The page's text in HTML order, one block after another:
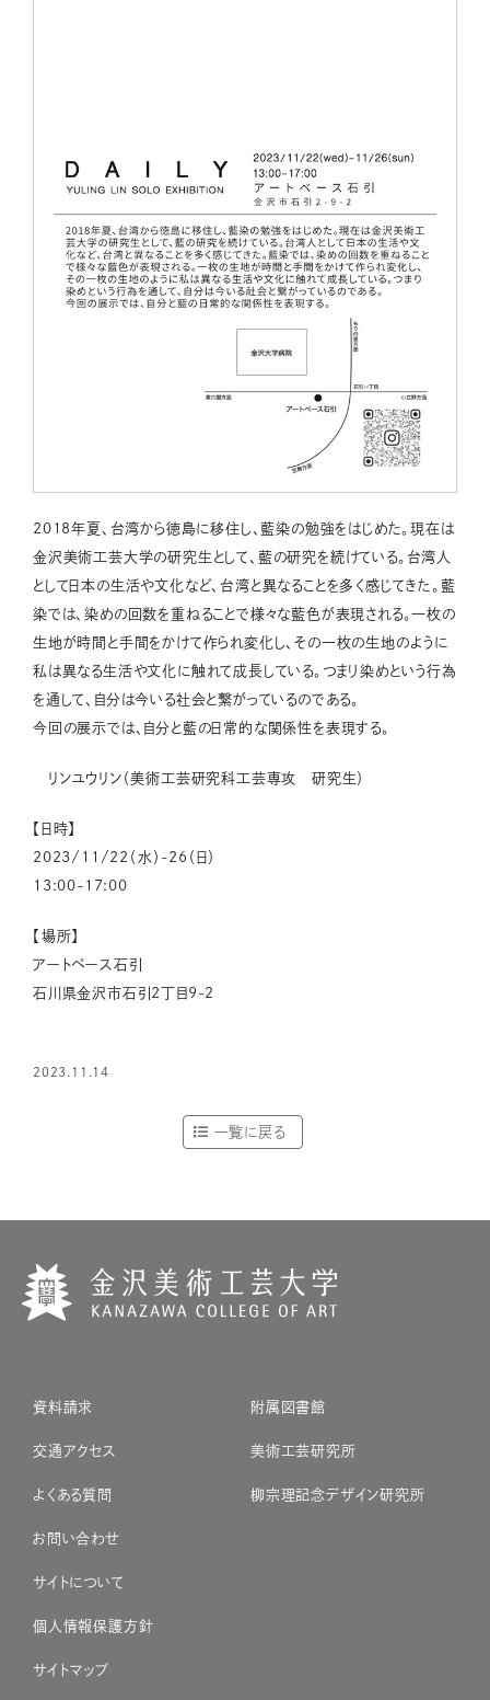
2018年夏、台湾から徳島に移住し、藍染の勉強をはじめた。現在は
金沢美術工芸大学の研究生として、藍の研究を続けている。台湾人
として日本の生活や文化など、台湾と異なることを多く感じてきた。藍
染では、染めの回数を重ねることで様々な藍色が表現される。一枚の
生地が時間と手間をかけて作られ変化し、その一枚の生地のように
私は異なる生活や文化に触れて成長している。つまり染めという行為
を通して、自分は今いる社会と繋がっているのである。
今回の展示では、自分と藍の日常的な関係性を表現する。
リンユウリン（美術工芸研究科工芸専攻 研究生）
【日時】
2023/11/22（水）-26（日）
13:00-17:00
【場所】
アートペース石引
石川県金沢市石引2丁目9-2
2023.11.14
一覧に戻る
資料請求
交通アクセス
よくある質問
お問い合わせ
サイトについて
個人情報保護方針
サイトマップ
附属図書館
美術工芸研究所
柳宗理記念デザイン研究所